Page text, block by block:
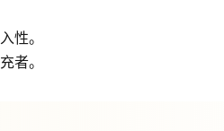
性。
者。